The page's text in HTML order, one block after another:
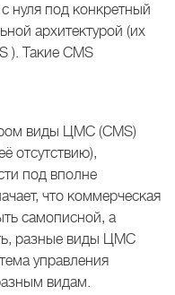
нуля под конкретный
архитектурой (их
). Такие CMS
виды ЦМС (CMS)
отсутствию),
под вполне
что коммерческая
самописной, а
разные виды ЦМС
управления
видам.